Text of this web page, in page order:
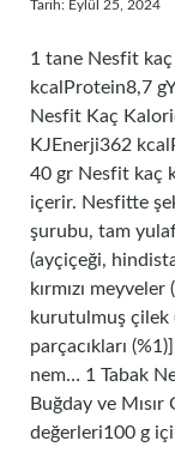
Tarih: Eylül 25, 2024
1 tane Nesfit
kcalProtein8,7
Nesfit Kaç
KJEnerji362
40 gr Nesfit kaç
içerir. Nesfitte
şurubu, tam
(ayçiçeği,
kırmızı
kurutulmuş çilek
parçacıkları
nem… 1 Tabak
Buğday ve
değerleri100 g